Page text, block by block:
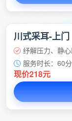
川式采耳-上门
纾解压力、静
服务时长：60
现价218元